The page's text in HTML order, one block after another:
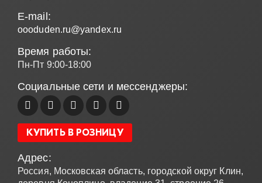
E-mail:
oooduden.ru@yandex.ru
Время работы:
Пн-Пт 9:00-18:00
Социальные сети и мессенджеры:
КУПИТЬ В РОЗНИЦУ
Адрес:
Россия, Московская область, городской округ Клин,